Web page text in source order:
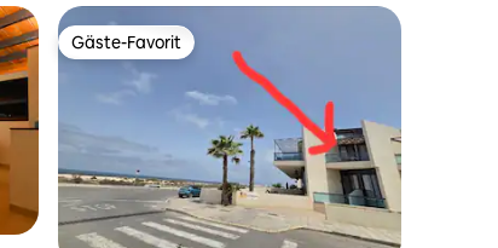
Gäste-Favorit
Gäste-Favorit